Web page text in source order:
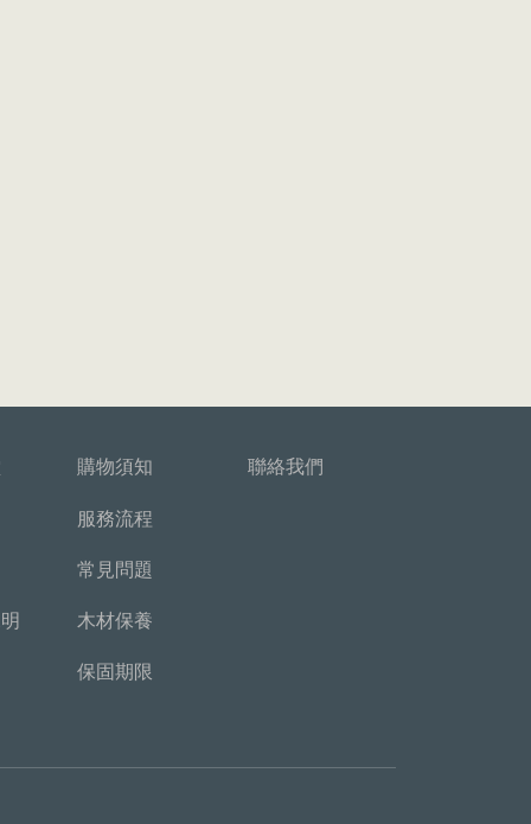
購物須知
服務流程
常見問題
木材保養
保固期限
聯絡我們